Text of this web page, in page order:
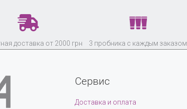
доставка от 2000 грн 3 пробника с каждым заказом
Сервис
Доставка и оплата